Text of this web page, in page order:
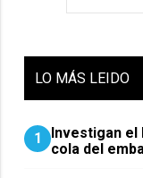
LO MÁS LEIDO
1
Investigan el
cola del